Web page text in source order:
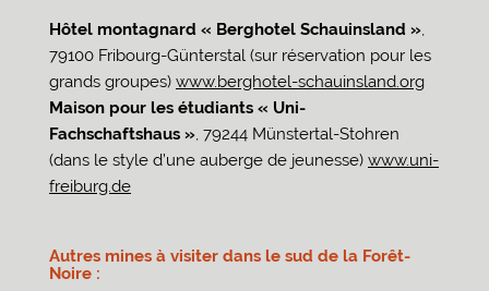
Hôtel montagnard « Berghotel Schauinsland »,
79100 Fribourg-Günterstal (sur réservation pour les
grands groupes) www.berghotel-schauinsland.org
Maison pour les étudiants « Uni-
Fachschaftshaus », 79244 Münstertal-Stohren
(dans le style d’une auberge de jeunesse) www.uni-
freiburg.de
Autres mines à visiter dans le sud de la Forêt-
Noire :